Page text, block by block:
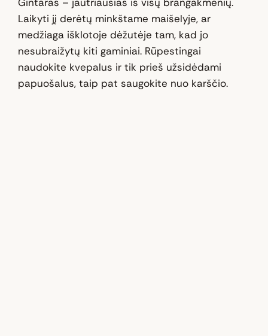
Laikyti jį derėtų minkštame maišelyje, ar
medžiaga išklotoje dėžutėje tam, kad jo
nesubraižytų kiti gaminiai. Rūpestingai
naudokite kvepalus ir tik prieš užsidėdami
papuošalus, taip pat saugokite nuo karščio.